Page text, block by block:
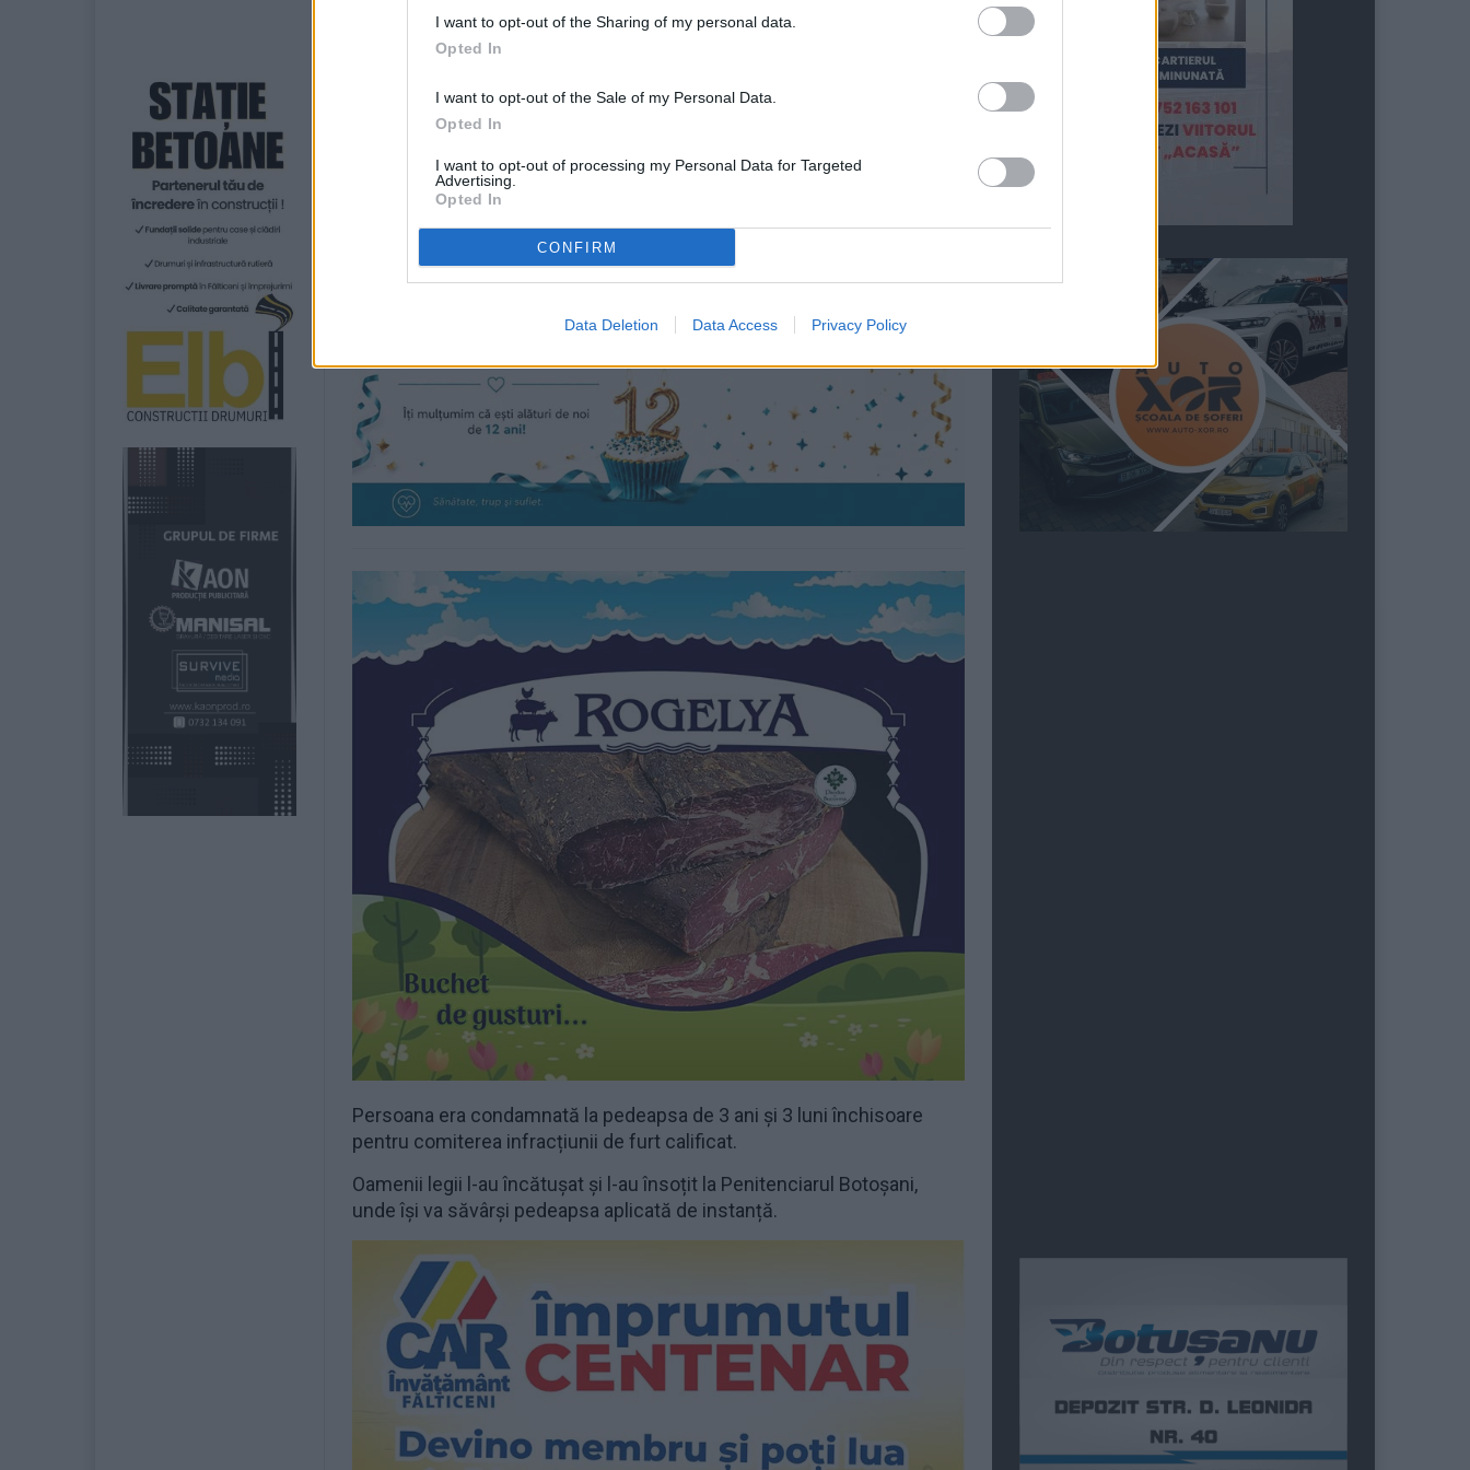
I want to opt-out of the Sharing of my personal data.
Opted In
I want to opt-out of the Sale of my Personal Data.
Opted In
I want to opt-out of processing my Personal Data for Targeted
Advertising.
Opted In
CONFIRM
Data Deletion Data Access Privacy Policy
Este vorba de bărbat pe numele căruia Judecătoria Fălticeni a emis
mandatul de executare a pedepsei închisorii din 21 decembrie 2021.
Persoana era condamnată la pedeapsa de 3 ani și 3 luni închisoare
pentru comiterea infracțiunii de furt calificat.
Oamenii legii l-au încătușat și l-au însoțit la Penitenciarul Botoșani,
unde își va săvârși pedeapsa aplicată de instanță.